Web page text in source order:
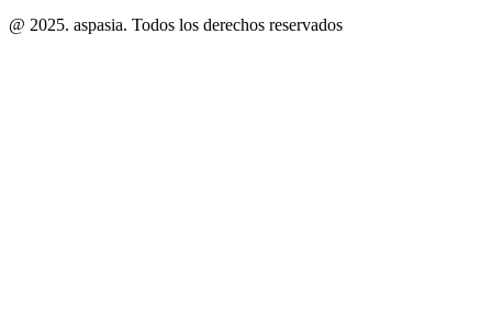
@ 2025. aspasia. Todos los derechos reservados